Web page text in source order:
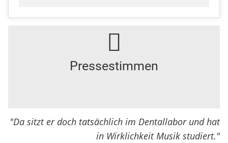
Pressestimmen
"Da sitzt er doch tatsächlich im Dentallabor und hat
in Wirklichkeit Musik studiert."